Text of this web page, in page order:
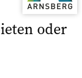
oder